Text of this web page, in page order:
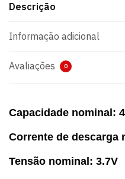
Descrição
Informação adicional
Avaliações 0
Capacidade nominal:
Corrente de descarga
Tensão nominal: 3.7V